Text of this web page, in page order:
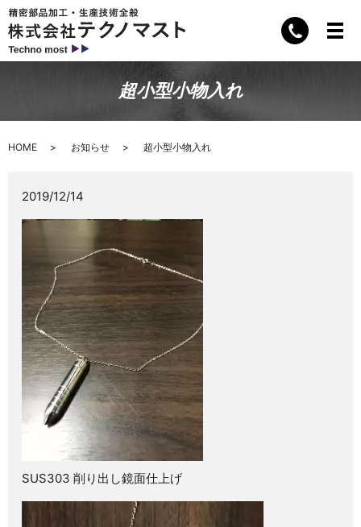
超小型小物入れ
HOME お知らせ 超小型小物入れ
2019/12/14
SUS303 削り出し鏡面仕上げ